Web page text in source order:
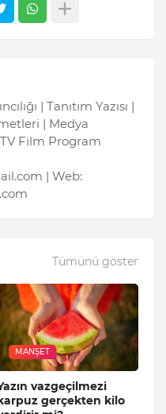
| Tanıtım Yazısı |
| Medya
Film Program
| Web:
Tümünü göster
MANŞET
vazgeçilmezi
gerçekten kilo